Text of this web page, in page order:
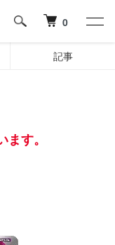
0
記事
す。